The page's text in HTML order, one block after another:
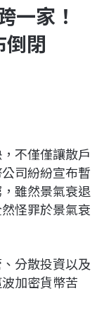
一家！
閉
不僅僅讓散戶
司紛紛宣布暫
雖然景氣衰退
怪罪於景氣衰
分散投資以及
加密貨幣苦